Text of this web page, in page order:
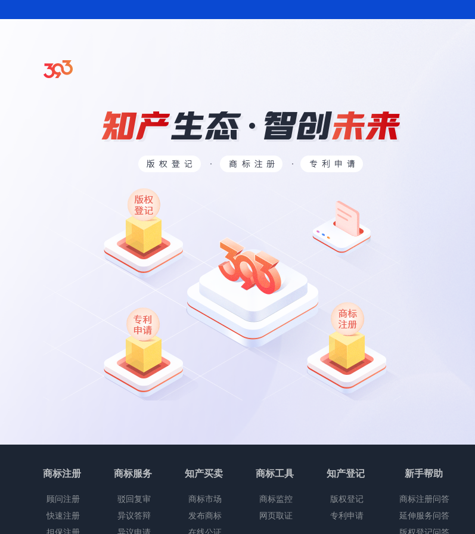
商标注册
顾问注册
快速注册
担保注册
商标服务
驳回复审
异议答辩
异议申请
知产买卖
商标市场
发布商标
在线公证
商标工具
商标监控
网页取证
知产登记
版权登记
专利申请
新手帮助
商标注册问答
延伸服务问答
版权登记问答